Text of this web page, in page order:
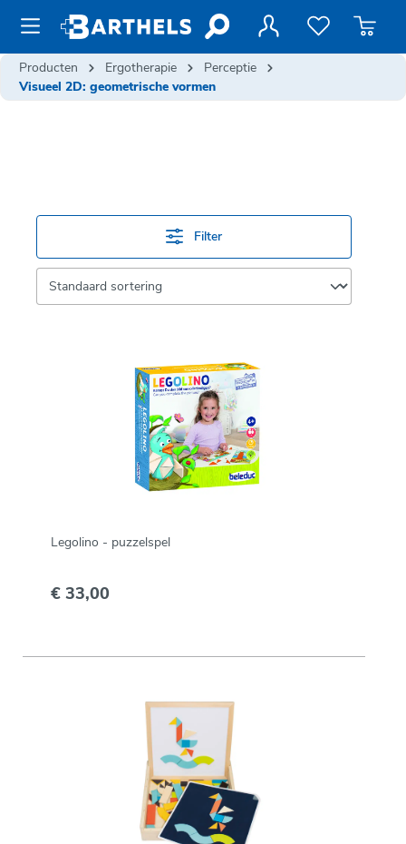
hoofdinhoud
Producten Ergotherapie
Perceptie
Visueel 2D: geometrische vormen
Filter
Legolino - puzzelspel
€ 33,00